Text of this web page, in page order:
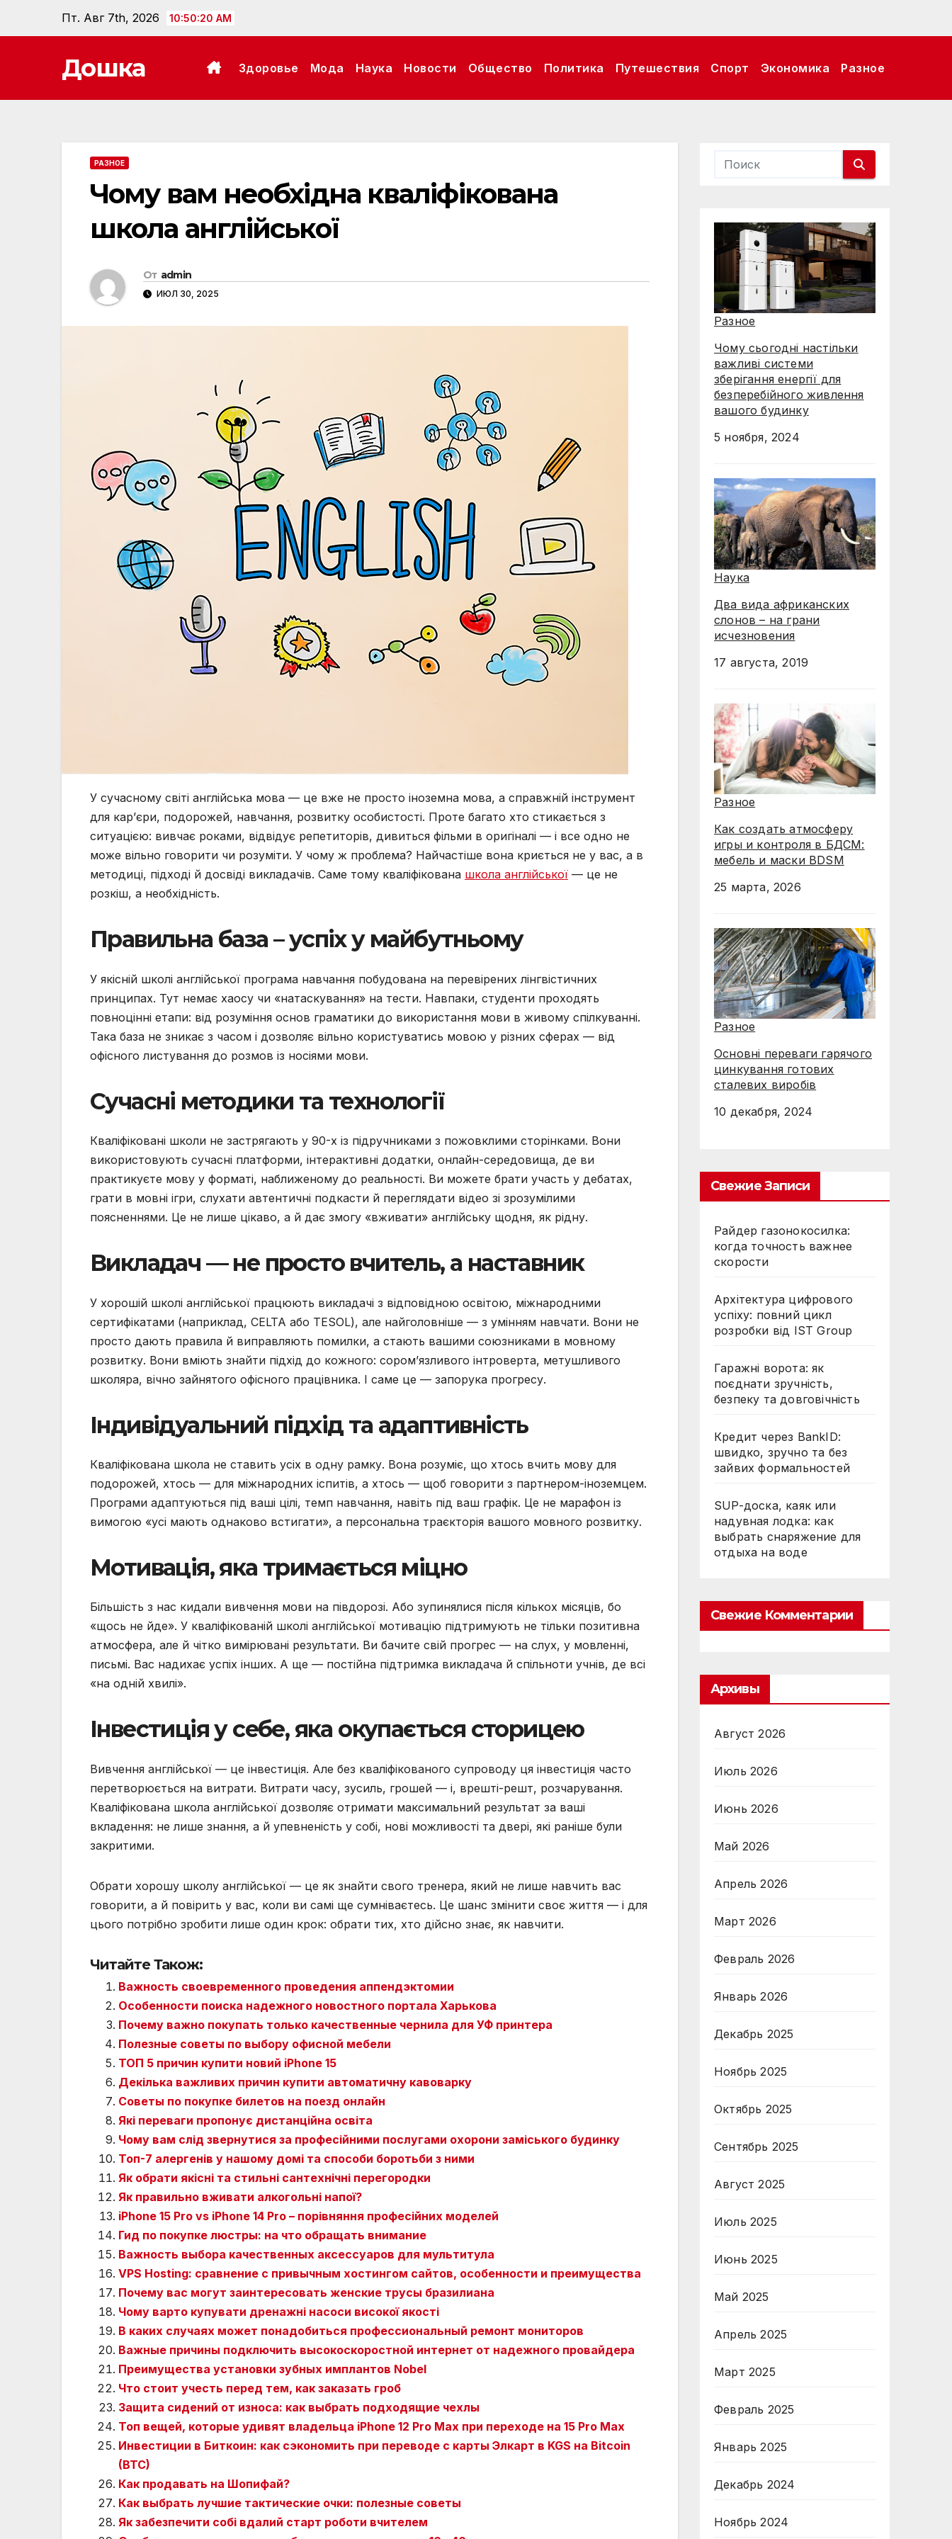
Пт. Авг 7th, 2026 10:50:21 AM
Дошка Здоровье Мода Наука Новости Общество Политика Путешествия Спорт Экономика Разное
РАЗНОЕ
Чому вам необхідна кваліфікована
школа англійської
От admin
ИЮЛ 30, 2025
У сучасному світі англійська мова — це вже не просто іноземна мова, а справжній інструмент
для кар’єри, подорожей, навчання, розвитку особистості. Проте багато хто стикається з
ситуацією: вивчає роками, відвідує репетиторів, дивиться фільми в оригіналі — і все одно не
може вільно говорити чи розуміти. У чому ж проблема? Найчастіше вона криється не у вас, а в
методиці, підході й досвіді викладачів. Саме тому кваліфікована школа англійської — це не
розкіш, а необхідність.
Правильна база – успіх у майбутньому
У якісній школі англійської програма навчання побудована на перевірених лінгвістичних
принципах. Тут немає хаосу чи «натаскування» на тести. Навпаки, студенти проходять
повноцінні етапи: від розуміння основ граматики до використання мови в живому спілкуванні.
Така база не зникає з часом і дозволяє вільно користуватись мовою у різних сферах — від
офісного листування до розмов із носіями мови.
Сучасні методики та технології
Кваліфіковані школи не застрягають у 90-х із підручниками з пожовклими сторінками. Вони
використовують сучасні платформи, інтерактивні додатки, онлайн-середовища, де ви
практикуєте мову у форматі, наближеному до реальності. Ви можете брати участь у дебатах,
грати в мовні ігри, слухати автентичні подкасти й переглядати відео зі зрозумілими
поясненнями. Це не лише цікаво, а й дає змогу «вживати» англійську щодня, як рідну.
Викладач — не просто вчитель, а наставник
У хорошій школі англійської працюють викладачі з відповідною освітою, міжнародними
сертифікатами (наприклад, CELTA або TESOL), але найголовніше — з умінням навчати. Вони не
просто дають правила й виправляють помилки, а стають вашими союзниками в мовному
розвитку. Вони вміють знайти підхід до кожного: сором’язливого інтроверта, метушливого
школяра, вічно зайнятого офісного працівника. І саме це — запорука прогресу.
Індивідуальний підхід та адаптивність
Кваліфікована школа не ставить усіх в одну рамку. Вона розуміє, що хтось вчить мову для
подорожей, хтось — для міжнародних іспитів, а хтось — щоб говорити з партнером-іноземцем.
Програми адаптуються під ваші цілі, темп навчання, навіть під ваш графік. Це не марафон із
вимогою «усі мають однаково встигати», а персональна траєкторія вашого мовного розвитку.
Мотивація, яка тримається міцно
Більшість з нас кидали вивчення мови на півдорозі. Або зупинялися після кількох місяців, бо
«щось не йде». У кваліфікованій школі англійської мотивацію підтримують не тільки позитивна
атмосфера, але й чітко вимірювані результати. Ви бачите свій прогрес — на слух, у мовленні,
письмі. Вас надихає успіх інших. А ще — постійна підтримка викладача й спільноти учнів, де всі
«на одній хвилі».
Інвестиція у себе, яка окупається сторицею
Вивчення англійської — це інвестиція. Але без кваліфікованого супроводу ця інвестиція часто
перетворюється на витрати. Витрати часу, зусиль, грошей — і, врешті-решт, розчарування.
Кваліфікована школа англійської дозволяє отримати максимальний результат за ваші
вкладення: не лише знання, а й упевненість у собі, нові можливості та двері, які раніше були
закритими.
Обрати хорошу школу англійської — це як знайти свого тренера, який не лише навчить вас
говорити, а й повірить у вас, коли ви самі ще сумніваєтесь. Це шанс змінити своє життя — і для
цього потрібно зробити лише один крок: обрати тих, хто дійсно знає, як навчити.
Читайте Також:
Важность своевременного проведения аппендэктомии
Особенности поиска надежного новостного портала Харькова
Почему важно покупать только качественные чернила для УФ принтера
Полезные советы по выбору офисной мебели
ТОП 5 причин купити новий iPhone 15
Декілька важливих причин купити автоматичну кавоварку
Советы по покупке билетов на поезд онлайн
Які переваги пропонує дистанційна освіта
Чому вам слід звернутися за професійними послугами охорони заміського будинку
Топ-7 алергенів у нашому домі та способи боротьби з ними
Як обрати якісні та стильні сантехнічні перегородки
Як правильно вживати алкогольні напої?
iPhone 15 Pro vs iPhone 14 Pro – порівняння професійних моделей
Гид по покупке люстры: на что обращать внимание
Важность выбора качественных аксессуаров для мультитула
VPS Hosting: сравнение с привычным хостингом сайтов, особенности и преимущества
Почему вас могут заинтересовать женские трусы бразилиана
Чому варто купувати дренажні насоси високої якості
В каких случаях может понадобиться профессиональный ремонт мониторов
Важные причины подключить высокоскоростной интернет от надежного провайдера
Преимущества установки зубных имплантов Nobel
Что стоит учесть перед тем, как заказать гроб
Защита сидений от износа: как выбрать подходящие чехлы
Топ вещей, которые удивят владельца iPhone 12 Pro Max при переходе на 15 Pro Max
Инвестиции в Биткоин: как сэкономить при переводе с карты Элкарт в KGS на Bitcoin
(BTC)
Как продавать на Шопифай?
Как выбрать лучшие тактические очки: полезные советы
Як забезпечити собі вдалий старт роботи вчителем
Разное
Чому сьогодні настільки
важливі системи
зберігання енергії для
безперебійного живлення
вашого будинку
5 ноября, 2024
Наука
Два вида африканских
слонов – на грани
исчезновения
17 августа, 2019
Разное
Как создать атмосферу
игры и контроля в БДСМ:
мебель и маски BDSM
25 марта, 2026
Разное
Основні переваги гарячого
цинкування готових
сталевих виробів
10 декабря, 2024
Свежие Записи
Райдер газонокосилка:
когда точность важнее
скорости
Архітектура цифрового
успіху: повний цикл
розробки від IST Group
Гаражні ворота: як
поєднати зручність,
безпеку та довговічність
Кредит через BankID:
швидко, зручно та без
зайвих формальностей
SUP-доска, каяк или
надувная лодка: как
выбрать снаряжение для
отдыха на воде
Свежие Комментарии
Архивы
Август 2026
Июль 2026
Июнь 2026
Май 2026
Апрель 2026
Март 2026
Февраль 2026
Январь 2026
Декабрь 2025
Ноябрь 2025
Октябрь 2025
Сентябрь 2025
Август 2025
Июль 2025
Июнь 2025
Май 2025
Апрель 2025
Март 2025
Февраль 2025
Январь 2025
Декабрь 2024
Ноябрь 2024